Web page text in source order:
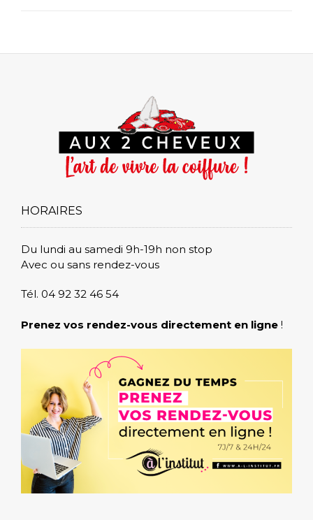
HORAIRES
Du lundi au samedi 9h-19h non stop
Avec ou sans rendez-vous
Tél. 04 92 32 46 54
Prenez vos rendez-vous directement en ligne !